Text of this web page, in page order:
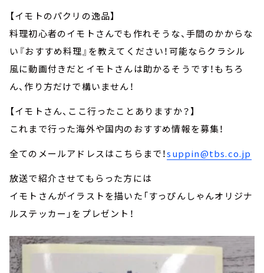
【イモトのパクリの逸品】
料理初心者のイモトさんでも作れそうな、手間のかからな
い『おすすめ料理』を教えてください！可能ならクラシル
風に動画付きだとイモトさんは助かるそうです！もちろ
ん、作り方だけで構いません！
【イモトさん、ここ行ったことありますか？】
これまで行った海外や国内のおすすめ情報を募集！
全てのメールアドレスはこちらまで！suppin@tbs.co.jp
放送で紹介させてもらった方には
イモトさんがイラストを描いた「すっぴんしゃんオリジナ
ルステッカー」をプレゼント！